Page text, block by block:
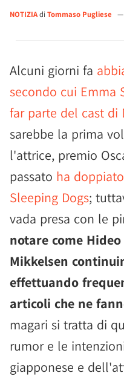
NOTIZIAdi Tommaso Pugliese —
Alcuni giorni fa
secondo cui Emma
far parte del cast di
sarebbe la prima
l'attrice, premio
passato ha
Sleeping Dogs;
vada presa con le
notare come
Mikkelsen
effettuando
articoli che ne
magari si tratta di
rumor e le
giapponese e